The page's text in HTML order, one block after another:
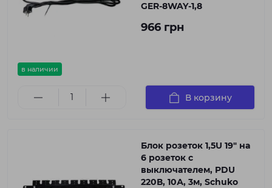
в наличии
GER-8WAY-1,8
966 грн
В корзину
Блок розеток 1,5U 19" на
6 розеток с
выключателем, PDU
220В, 10А, 3м, Schuko